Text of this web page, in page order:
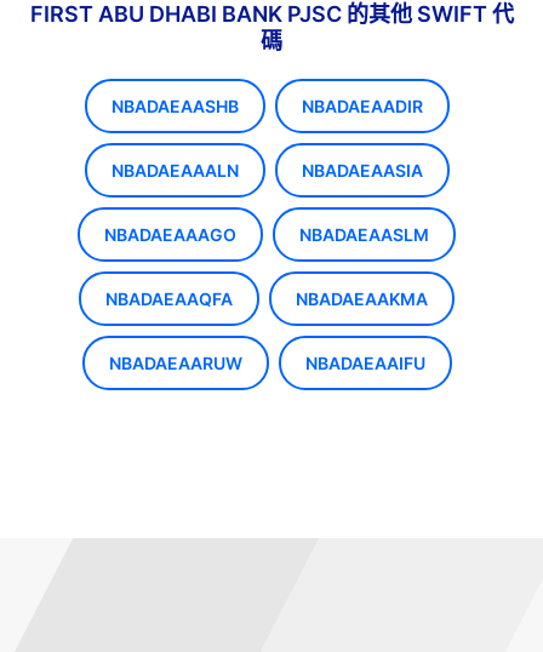
FIRST ABU DHABI BANK PJSC 的其他 SWIFT 代
碼
NBADAEAASHB NBADAEAADIR
NBADAEAAALN NBADAEAASIA
NBADAEAAAGO NBADAEAASLM
NBADAEAAQFA NBADAEAAKMA
NBADAEAARUW NBADAEAAIFU